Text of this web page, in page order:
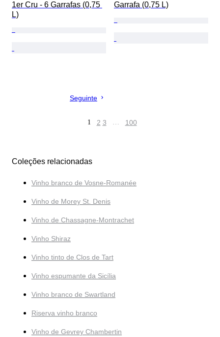
1er Cru - 6 Garrafas (0,75
L)
Garrafa (0,75 L)
Seguinte
1 2 3 … 100
Coleções relacionadas
Vinho branco de Vosne-Romanée
Vinho de Morey St. Denis
Vinho de Chassagne-Montrachet
Vinho Shiraz
Vinho tinto de Clos de Tart
Vinho espumante da Sicília
Vinho branco de Swartland
Riserva vinho branco
Vinho de Gevrey Chambertin